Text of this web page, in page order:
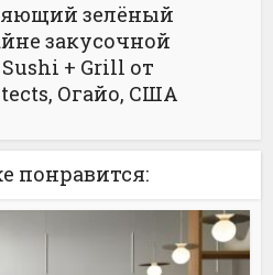
зелёный
закусочной
+ Grill от
Огайо, США
понравится: